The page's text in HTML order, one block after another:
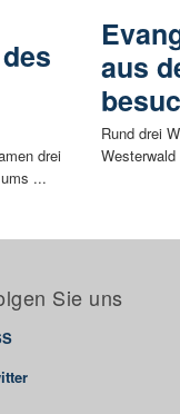
drei
...
aus
Rund drei
Sie uns